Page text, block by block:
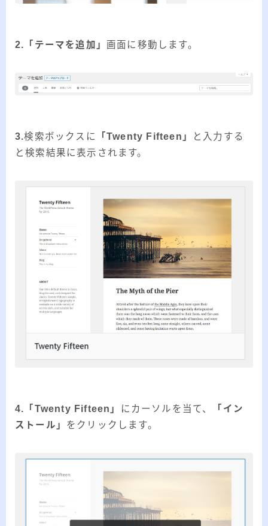
2.「テーマを追加」 画面に移動します。
3.検索ボックスに 「Twenty Fifteen」
と入力する
と検索結果に表示されます。
4.「Twenty Fifteen」 にカーソルを当て、
「イン
ストール」 をクリックします。